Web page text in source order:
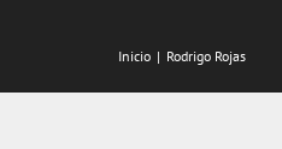
Inicio Rodrigo Rojas